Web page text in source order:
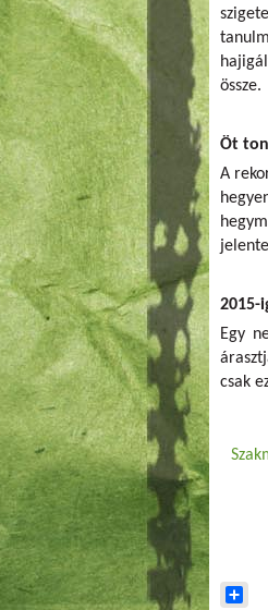
össze.
Öt
A
2015-
Egy
csak